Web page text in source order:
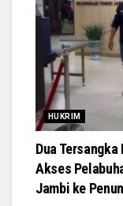
HUKRIM
Dua
Akses
Jambi ke